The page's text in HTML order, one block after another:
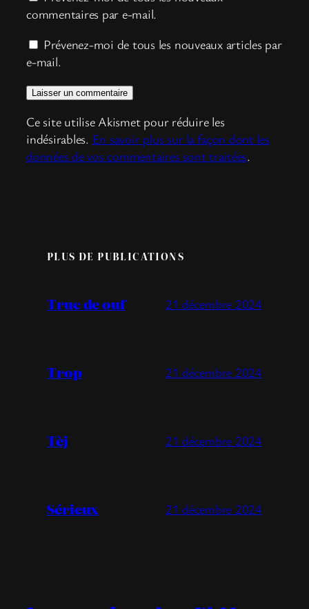
commentaires par e-mail.
Prévenez-moi de tous les nouveaux articles par
e-mail.
Ce site utilise Akismet pour réduire les
indésirables. En savoir plus sur la façon dont les
données de vos commentaires sont traitées.
PLUS DE PUBLICATIONS
Truc de ouf 21 décembre 2024
Trop 21 décembre 2024
Tèj 21 décembre 2024
Sérieux 21 décembre 2024